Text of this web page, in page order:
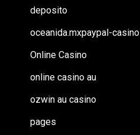
deposito
oceanida.mxpaypal-casino
Online Casino
online casino au
ozwin au casino
pages